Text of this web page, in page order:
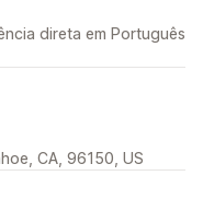
direta em Português
CA, 96150, US